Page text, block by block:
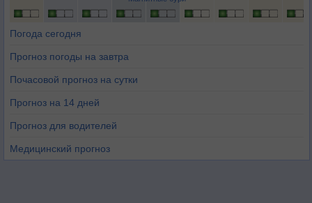
Погода сегодня
Прогноз погоды на завтра
Почасовой прогноз на сутки
Прогноз на 14 дней
Прогноз для водителей
Медицинский прогноз